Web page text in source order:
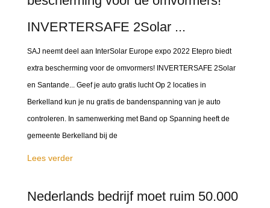
INVERTERSAFE 2Solar ...
SAJ neemt deel aan InterSolar Europe expo 2022 Etepro biedt
extra bescherming voor de omvormers! INVERTERSAFE 2Solar
en Santande... Geef je auto gratis lucht Op 2 locaties in
Berkelland kun je nu gratis de bandenspanning van je auto
controleren. In samenwerking met Band op Spanning heeft de
gemeente Berkelland bij de
Lees verder
Nederlands bedrijf moet ruim 50.000